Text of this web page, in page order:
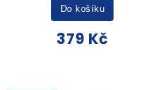
379 Kč
Do košíku